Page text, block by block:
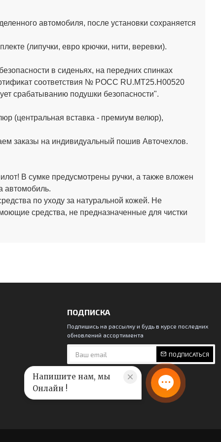
автомобиля, после установки сохраняется
(липучки, евро крючки, нити, веревки).
в сиденьях, на передних спинках
соответствия № РОСС RU.МТ25.Н00520
срабатыванию подушки безопасности".
(центральная вставка - премиум велюр),
заказы на индивидуальный пошив Авточехлов.
В сумке предусмотрены ручки, а также вложен
автомобиль.
по уходу за натуральной кожей. Не
средства, не предназначенные для чистки
ПОДПИСКА
Подпишись на рассылку и будь в курсе последних
обновлений ассортимента
ПОДПИСАТЬСЯ
Напишите нам, мы
Онлайн !